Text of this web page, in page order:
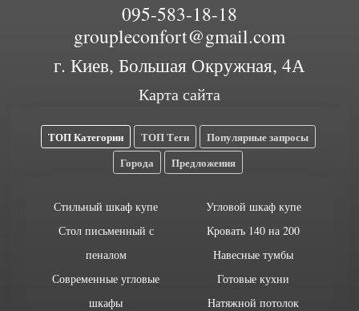
095-583-18-18
groupleconfort@gmail.com
г. Киев, Большая Окружная, 4А
Карта сайта
ТОП Категории ТОП Теги
Популярные запросы
Города
Предложения
Стильный шкаф купе
Стол письменный с
пеналом
Современные угловые
шкафы
Угловой шкаф купе
Кровать 140 на 200
Навесные тумбы
Готовые кухни
Натяжной потолок